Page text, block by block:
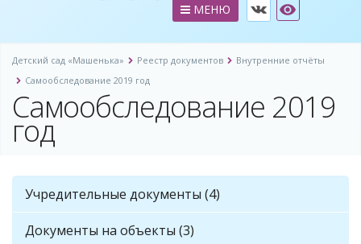
МЕНЮ
Детский сад «Машенька» Реестр документов
Внутренние отчёты
Самообследование 2019 год
Самообследование 2019
год
Учредительные документы (4)
Документы на объекты (3)